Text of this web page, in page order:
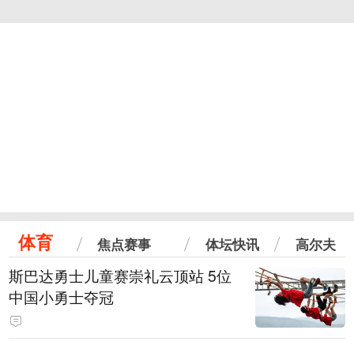
体育 焦点赛事 体坛快讯 高尔夫
斯巴达勇士儿童赛崇礼云顶站 5位
中国小勇士夺冠